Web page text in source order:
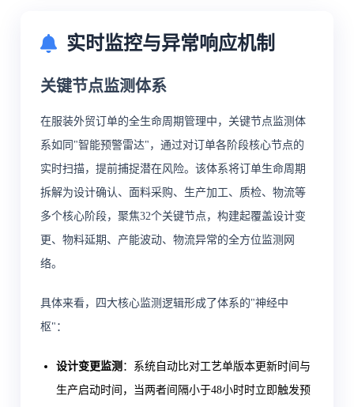
实时监控与异常响应机制
关键节点监测体系
在服装外贸订单的全生命周期管理中，关键节点监测体
系如同"智能预警雷达"，通过对订单各阶段核心节点的
实时扫描，提前捕捉潜在风险。该体系将订单生命周期
拆解为设计确认、面料采购、生产加工、质检、物流等
多个核心阶段，聚焦32个关键节点，构建起覆盖设计变
更、物料延期、产能波动、物流异常的全方位监测网
络。
具体来看，四大核心监测逻辑形成了体系的"神经中
枢"：
设计变更监测 ：系统自动比对工艺单版本更新时间与
生产启动时间，当两者间隔小于48小时时立即触发预